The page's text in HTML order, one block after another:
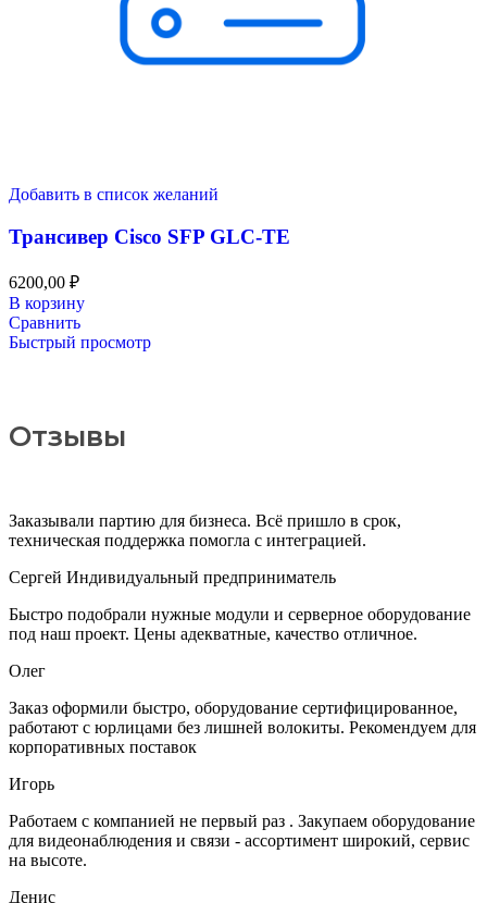
Добавить в список желаний
Трансивер Cisco SFP GLC-TE
6200,00 ₽
В корзину
Сравнить
Быстрый просмотр
Отзывы
Заказывали партию для бизнеса. Всё пришло в срок,
техническая поддержка помогла с интеграцией.
Сергей Индивидуальный предприниматель
Быстро подобрали нужные модули и серверное оборудование
под наш проект. Цены адекватные, качество отличное.
Олег
Заказ оформили быстро, оборудование сертифицированное,
работают с юрлицами без лишней волокиты. Рекомендуем для
корпоративных поставок
Игорь
Работаем с компанией не первый раз . Закупаем оборудование
для видеонаблюдения и связи - ассортимент широкий, сервис
на высоте.
Денис